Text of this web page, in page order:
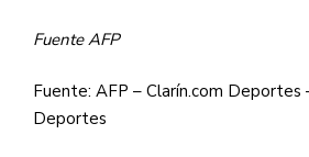
Fuente AFP
Fuente: AFP – Clarín.com Deportes
Deportes